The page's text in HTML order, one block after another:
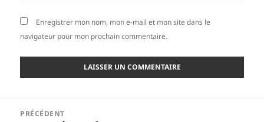
Enregistrer mon nom, mon e-mail et mon site dans le
navigateur pour mon prochain commentaire.
PRÉCÉDENT